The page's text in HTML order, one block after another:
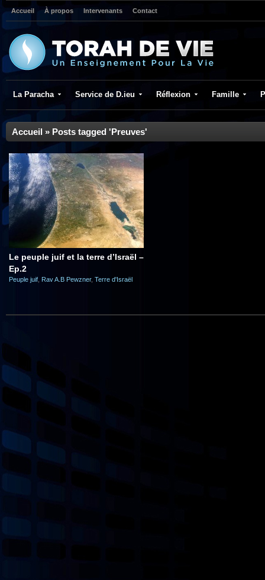
Accueil À propos Intervenants Contact
La Paracha Service de D.ieu Réflexion Famille
Accueil » Posts tagged 'Preuves'
Le peuple juif et la terre d’Israël –
Ep.2
Peuple juif Rav A.B Pewzner, Terre d'Israël